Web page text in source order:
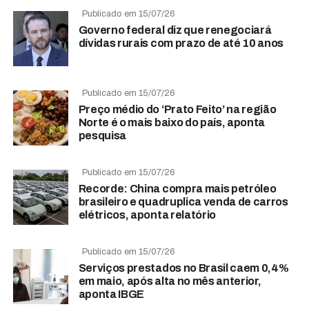
Publicado em 15/07/26
Governo federal diz que renegociará
dívidas rurais com prazo de até 10 anos
Publicado em 15/07/26
Preço médio do ‘Prato Feito’ na região
Norte é o mais baixo do país, aponta
pesquisa
Publicado em 15/07/26
Recorde: China compra mais petróleo
brasileiro e quadruplica venda de carros
elétricos, aponta relatório
Publicado em 15/07/26
Serviços prestados no Brasil caem 0,4%
em maio, após alta no mês anterior,
aponta IBGE